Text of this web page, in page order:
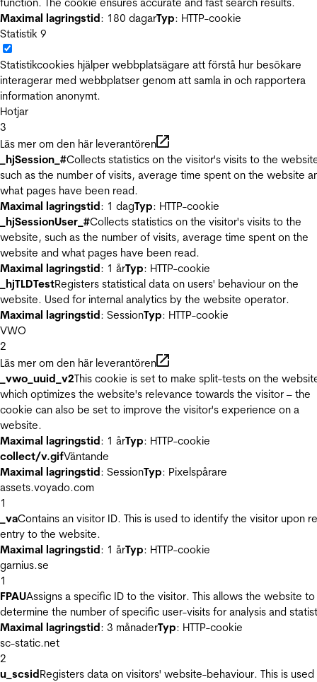
Maximal lagringstid: 180 dagarTyp: HTTP-cookie
Statistik 9
Statistikcookies hjälper webbplatsägare att förstå hur besökare
interagerar med webbplatser genom att samla in och rapportera
information anonymt.
Hotjar
3
Läs mer om den här leverantören
_hjSession_#Collects statistics on the visitor's visits to the
such as the number of visits, average time spent on the website
what pages have been read.
Maximal lagringstid: 1 dagTyp: HTTP-cookie
_hjSessionUser_#Collects statistics on the visitor's visits to the
website, such as the number of visits, average time spent on the
website and what pages have been read.
Maximal lagringstid: 1 årTyp: HTTP-cookie
_hjTLDTestRegisters statistical data on users' behaviour on the
website. Used for internal analytics by the website operator.
Maximal lagringstid: SessionTyp: HTTP-cookie
VWO
2
Läs mer om den här leverantören
_vwo_uuid_v2This cookie is set to make split-tests on the
which optimizes the website's relevance towards the visitor – the
cookie can also be set to improve the visitor's experience on a
website.
Maximal lagringstid: 1 årTyp: HTTP-cookie
collect/v.gifVäntande
Maximal lagringstid: SessionTyp: Pixelspårare
assets.voyado.com
1
_vaContains an visitor ID. This is used to identify the visitor upon
entry to the website.
Maximal lagringstid: 1 årTyp: HTTP-cookie
garnius.se
1
FPAUAssigns a specific ID to the visitor. This allows the website to
determine the number of specific user-visits for analysis and
Maximal lagringstid: 3 månaderTyp: HTTP-cookie
sc-static.net
2
u_scsidRegisters data on visitors' website-behaviour. This is